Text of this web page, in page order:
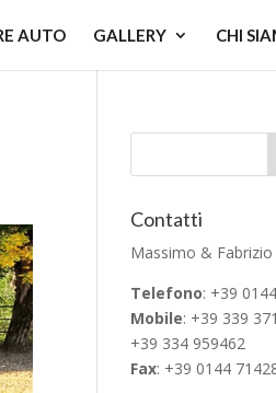
AUTO GALLERY CHI
Contatti
Massimo & Fabrizio
Telefono: +39
Mobile: +39 339
+39 334 959462
Fax: +39 0144